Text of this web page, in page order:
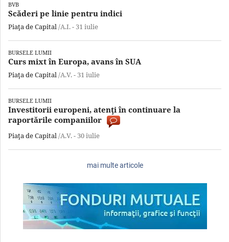
BVB
Scăderi pe linie pentru indici
Piaţa de Capital/A.I. - 31 iulie
BURSELE LUMII
Curs mixt în Europa, avans în SUA
Piaţa de Capital/A.V. - 31 iulie
BURSELE LUMII
Investitorii europeni, atenţi în continuare la
raportările companiilor
Piaţa de Capital/A.V. - 30 iulie
mai multe articole